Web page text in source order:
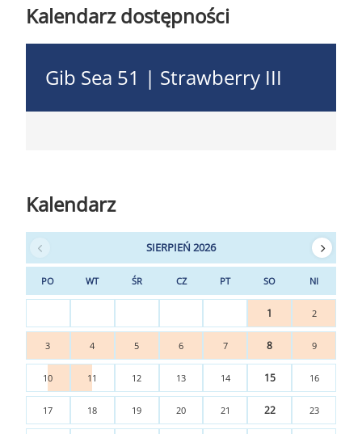
Kalendarz dostępności
Gib Sea 51 | Strawberry III
Kalendarz
SIERPIEŃ 2026
PO WT ŚR CZ PT SO NI
1 2
3 4 5 6 7 8 9
10 11 12 13 14 15 16
17 18 19 20 21 22 23